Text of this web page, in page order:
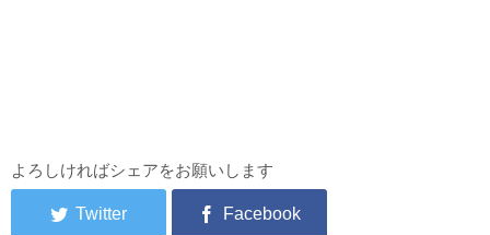
よろしければシェアをお願いします